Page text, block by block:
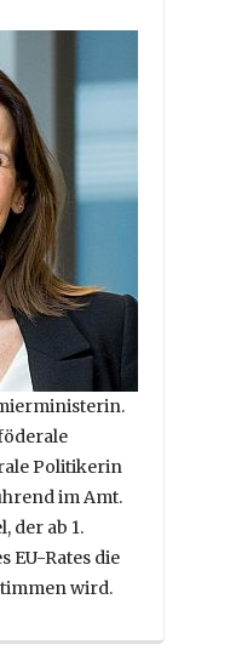
Politikerin
im Amt.
der ab 1.
EU-Rates die
wird.